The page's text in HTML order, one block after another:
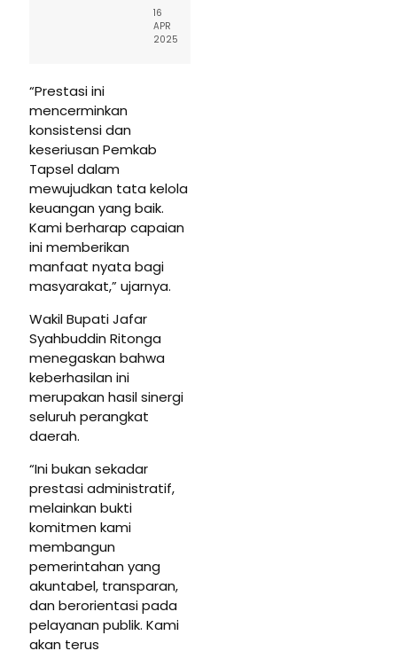
16
APR
2025
“Prestasi ini
mencerminkan
konsistensi dan
keseriusan Pemkab
Tapsel dalam
mewujudkan tata kelola
keuangan yang baik.
Kami berharap capaian
ini memberikan
manfaat nyata bagi
masyarakat,” ujarnya.
Wakil Bupati Jafar
Syahbuddin Ritonga
menegaskan bahwa
keberhasilan ini
merupakan hasil sinergi
seluruh perangkat
daerah.
“Ini bukan sekadar
prestasi administratif,
melainkan bukti
komitmen kami
membangun
pemerintahan yang
akuntabel, transparan,
dan berorientasi pada
pelayanan publik. Kami
akan terus